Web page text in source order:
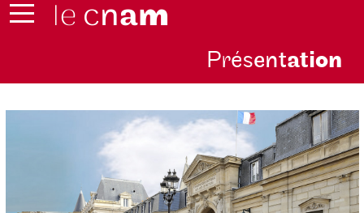
Présentation